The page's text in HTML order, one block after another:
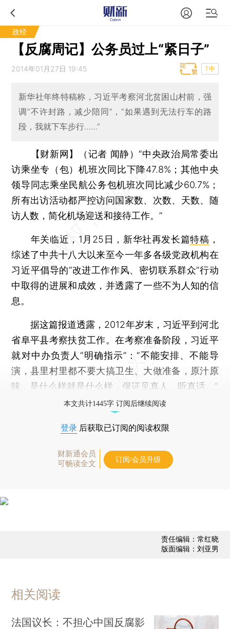
政经
【反腐周记】公务员过上“紧日子”
2014年01月27日 19:45 T中
新华社年终特稿称，习近平考察河北贫困山村前，强
调“不许封路，减少陪同”，“如果遇到无法行车的路
段，我就下车步行……”
【财新网】（记者 闻静）“中央政治局常委出
访乘坐专（包）机班次同比下降47.8%；其他中央
领导同志乘坐民航公务包机班次同比减少60.7%；
所有出访活动都严控访问国家数、次数、天数、随
访人数，简化机场迎送和接待工作。”
年关临近，1月25日，新华社再发长篇特稿 ，
综述了中共十八大以来至今一年多各级党政机构在
习近平倡导的“改进工作作风、密切联系群众”行动
中取得的进展和成效，并透露了一些不为人知的信
息。
据这篇报道透露，2012年岁末，习近平到河北
省阜平县考察扶贫工作。在考察准备阶段，习近平
就对中办负责人“明确指示”：“不能安排、不能导
演，县里村里都不要大搞卫生、大做准备，原汁原
味，是什么样就是什么样，保证见真人、听真话。”
本文共计1445字 订阅后继续阅读
登录 后获取已订阅的阅读权限
财新通会员
可畅读全文
订阅/会员升级
责任编辑：常红晓
版面编辑：刘亚男
相关阅读
法国议长：不担心中国反腐影